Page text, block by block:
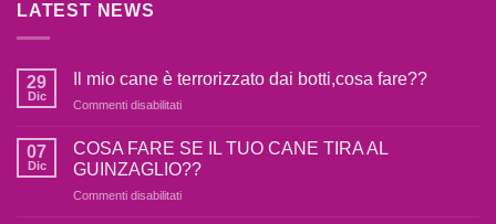
LATEST NEWS
29
Dic
Il mio cane è terrorizzato dai botti,cosa fare??
Commenti disabilitati
mio
cane
è
07
Dic
COSA FARE SE IL TUO CANE TIRA AL
GUINZAGLIO??
Commenti disabilitati